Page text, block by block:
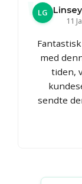
LG
11
med
tiden,
sendte